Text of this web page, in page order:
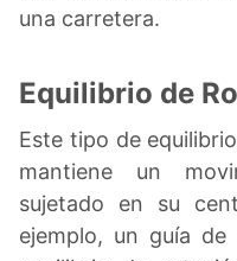
una carretera.
Equilibrio de
Este tipo de
mantiene un
sujetado en su
ejemplo, un guía